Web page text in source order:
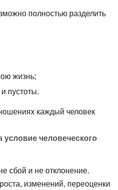
полностью разделить
жизнь;
пустоты.
каждый человек
условие человеческого
сбой и не отклонение.
изменений, переоценки